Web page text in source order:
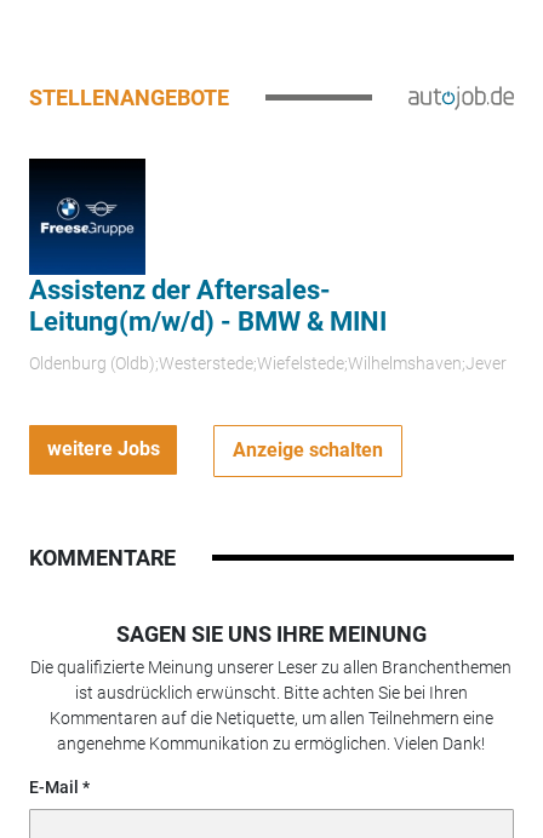
STELLENANGEBOTE
Assistenz der Aftersales-
Leitung(m/w/d) - BMW & MINI
Oldenburg (Oldb);Westerstede;Wiefelstede;Wilhelmshaven;Jever
weitere Jobs Anzeige schalten
KOMMENTARE
SAGEN SIE UNS IHRE MEINUNG
Die qualifizierte Meinung unserer Leser zu allen Branchenthemen
ist ausdrücklich erwünscht. Bitte achten Sie bei Ihren
Kommentaren auf die Netiquette, um allen Teilnehmern eine
angenehme Kommunikation zu ermöglichen. Vielen Dank!
E-Mail